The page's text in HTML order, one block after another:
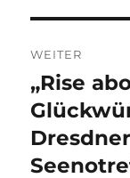
WEITER
Nächster
Beitrag:
„Rise
Dresdner